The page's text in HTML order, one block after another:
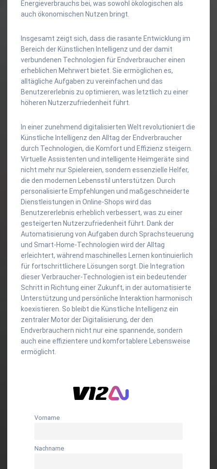
Energieverbrauchs bei, was sowohl ökologischen als
auch ökonomischen Nutzen bringt.
Insgesamt zeigt sich, dass die rasante Entwicklung im
Bereich der Künstlichen Intelligenz und der damit
verbundenen Technologien für Endverbraucher einen
erheblichen Mehrwert bietet. Sie ermöglichen es,
alltägliche Aufgaben zu vereinfachen und das
Benutzererlebnis zu optimieren, was letztlich zu einer
höheren Nutzerzufriedenheit führt.
In einer zunehmend digitalisierten Welt revolutioniert die
Künstliche Intelligenz den Alltag der Endverbraucher
durch Technologien, die Komfort und Effizienz steigern.
Virtuelle Assistenten und intelligente Heimgeräte sind
nicht mehr nur Spielereien, sondern essenzielle Helfer,
die den modernen Lebensstil unterstützen. Durch
personalisierte Empfehlungen und maßgeschneiderte
Dienstleistungen in Online-Shops wird das
Benutzererlebnis erheblich verbessert, was zu einer
gesteigerten Nutzerzufriedenheit führt. Dank der
Automatisierung von Aufgaben durch Sprachsteuerung
und Smart-Home-Technologien wird der Alltag
erleichtert, während maschinelles Lernen kontinuierlich
für fortschrittlichere Lösungen sorgt. Die Integration
dieser Verbraucher-Technologien ist ein bedeutender
Schritt in Richtung einer Zukunft, in der automatisierte
Unterstützung und persönliche Interaktion harmonisch
koexistieren. So bleibt die Künstliche Intelligenz ein
zentraler Motor der Digitalisierung, der den
Endverbrauchern nicht nur eine spannende, sondern
auch eine effizientere und komfortablere Lebensweise
ermöglicht.
Vorname
Nachname